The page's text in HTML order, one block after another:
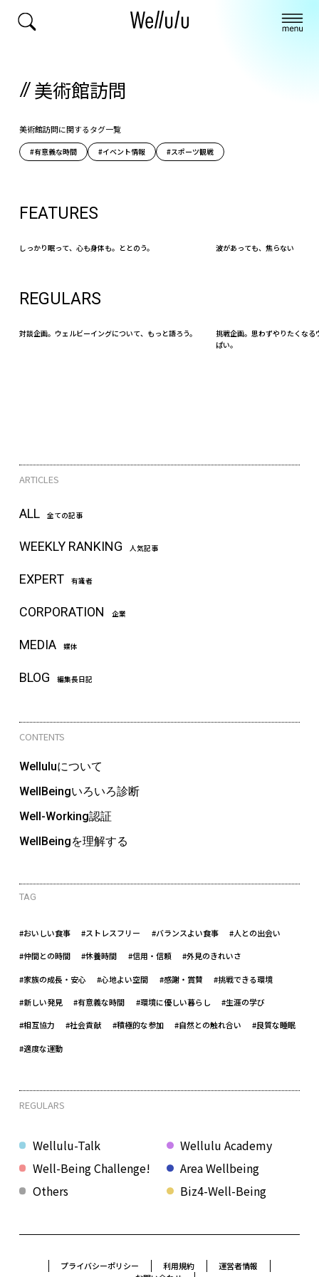
美術館訪問
美術館訪問に関するタグ一覧
#有意義な時間 #イベント情報 #スポーツ観戦
FEATURES
しっかり眠って、心も身体も。ととのう。 波があっても、焦らない
REGULARS
対談企画。ウェルビーイングについて、もっと語ろう。
挑戦企画。思わずやりたくなる
ぱい。
ARTICLES
ALL 全ての記事
WEEKLY RANKING 人気記事
EXPERT 有識者
CORPORATION 企業
MEDIA 媒体
BLOG 編集長日記
CONTENTS
Welluluについて
WellBeingいろいろ診断
Well-Working認証
WellBeingを理解する
TAG
#おいしい食事 #ストレスフリー #バランスよい食事 #人との出会い
#仲間との時間 #休養時間 #信用・信頼 #外見のきれいさ
#家族の成長・安心 #心地よい空間 #感謝・賞賛 #挑戦できる環境
#新しい発見 #有意義な時間 #環境に優しい暮らし #生涯の学び
#相互協力 #社会貢献 #積極的な参加 #自然との触れ合い #良質な睡眠
#適度な運動
REGULARS
Wellulu-Talk
Well-Being Challenge!
Biz4-Well-Being
Wellulu Academy
Area Wellbeing
Others
プライバシーポリシー 利用規約
運営者情報